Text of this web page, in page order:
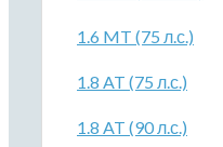
1.6 MT (75 л.с.)
1.8 AT (75 л.с.)
1.8 AT (90 л.с.)